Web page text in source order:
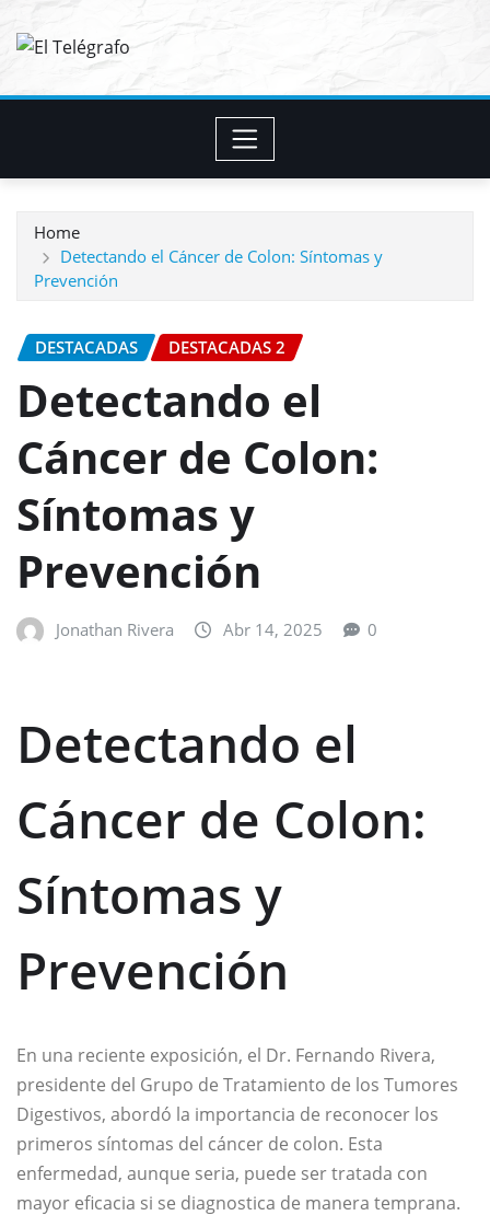
Home
Detectando el Cáncer de Colon: Síntomas y
Prevención
DESTACADAS DESTACADAS 2
Detectando el
Cáncer de Colon:
Síntomas y
Prevención
Jonathan Rivera Abr 14, 2025 0
Detectando el
Cáncer de Colon:
Síntomas y
Prevención
En una reciente exposición, el Dr. Fernando Rivera,
presidente del Grupo de Tratamiento de los Tumores
Digestivos, abordó la importancia de reconocer los
primeros síntomas del cáncer de colon. Esta
enfermedad, aunque seria, puede ser tratada con
mayor eficacia si se diagnostica de manera temprana.